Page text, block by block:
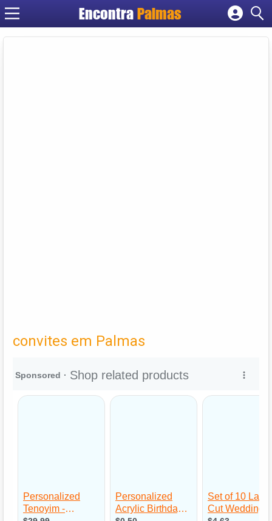
Encontra Palmas
Cadastrar empresa
convites em Palmas